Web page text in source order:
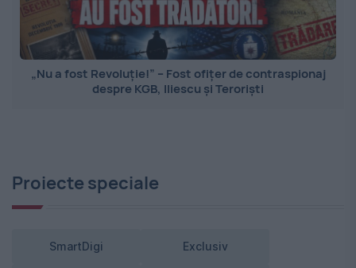
„Nu a fost Revoluție!” – Fost ofițer de contraspionaj
despre KGB, Iliescu și Teroriști
Proiecte speciale
SmartDigi Exclusiv